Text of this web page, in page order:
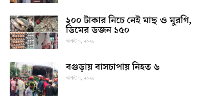
২০০ টাকার নিচে নেই মাছ ও মুরগি,
ডিমের ডজন ১৫০
আগস্ট ৭, ২০২৬
বগুড়ায় বাসচাপায় নিহত ৬
আগস্ট ৭, ২০২৬